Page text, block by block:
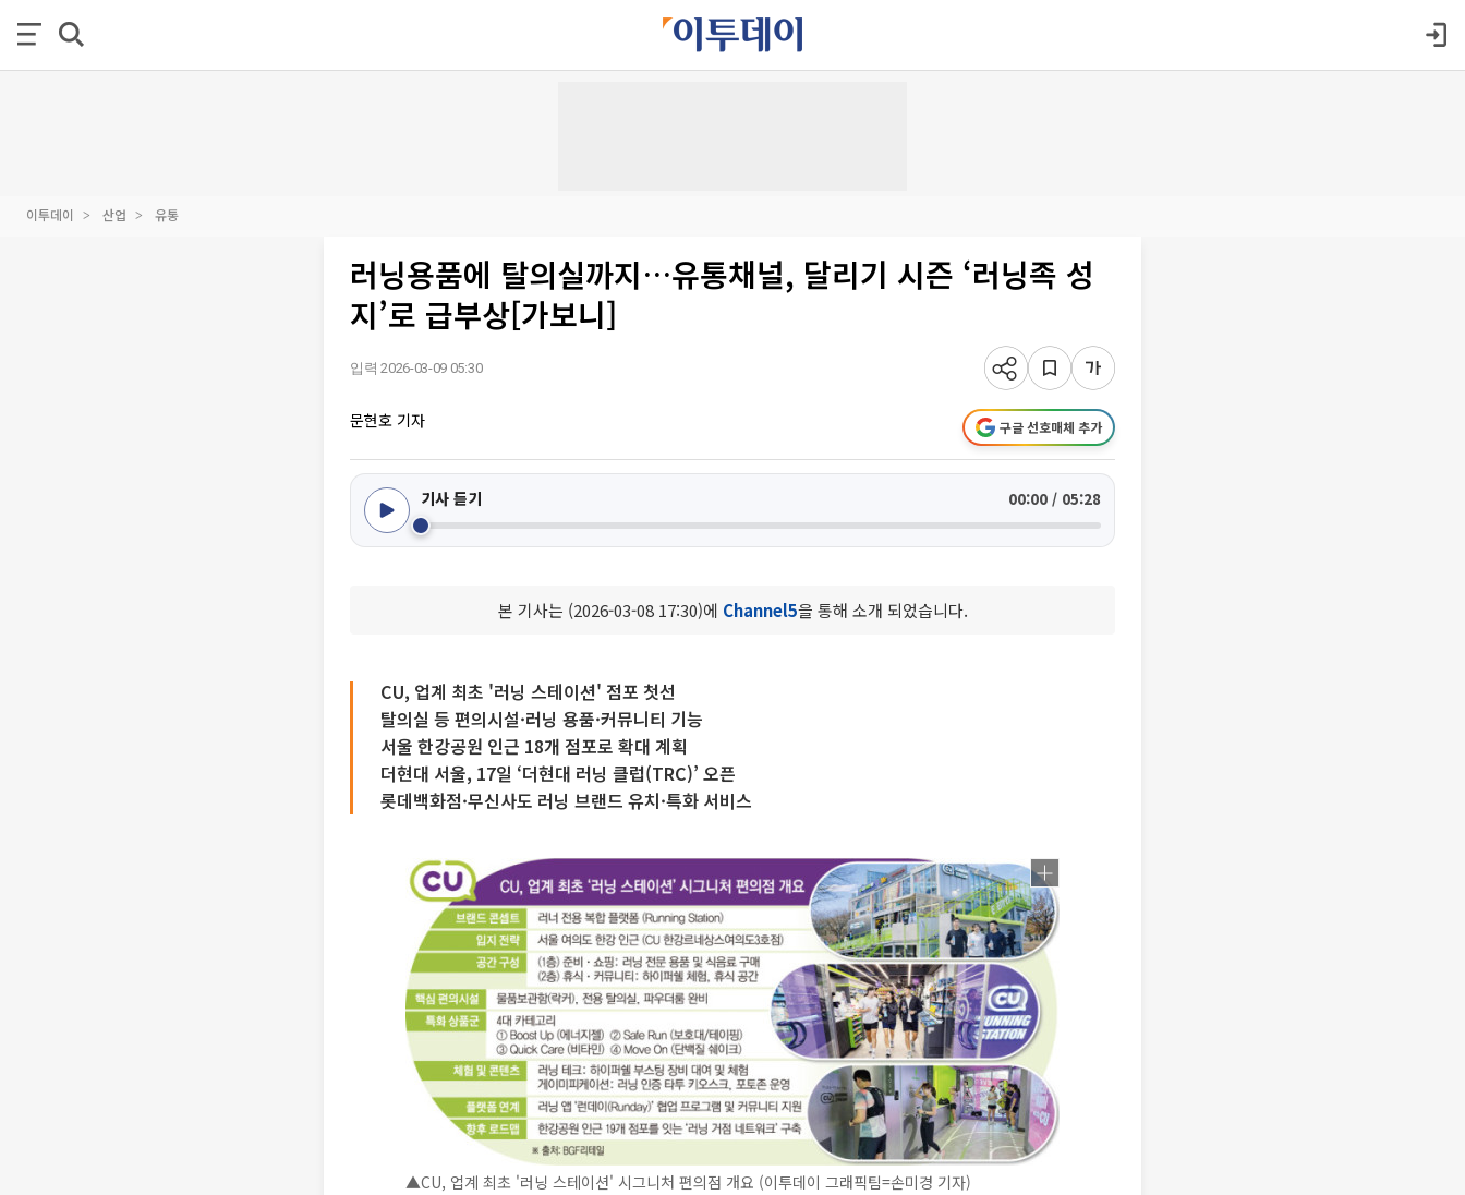
이투데이 산업 유통
러닝용품에 탈의실까지…유통채널, 달리기 시즌 ‘러닝족 성
지’로 급부상[가보니]
입력 2026-03-09 05:30
문현호 기자 구글 선호매체 추가
기사 듣기 00:00 / 05:28
본 기사는 (2026-03-08 17:30)에 Channel5을 통해 소개 되었습니다.
CU, 업계 최초 '러닝 스테이션' 점포 첫선
탈의실 등 편의시설·러닝 용품·커뮤니티 기능
서울 한강공원 인근 18개 점포로 확대 계획
더현대 서울, 17일 ‘더현대 러닝 클럽(TRC)’ 오픈
롯데백화점·무신사도 러닝 브랜드 유치·특화 서비스
▲CU, 업계 최초 '러닝 스테이션' 시그니처 편의점 개요 (이투데이 그래픽팀=손미경 기자)